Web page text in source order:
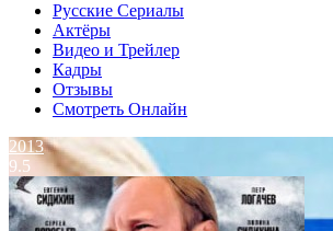
Русские Сериалы
Актёры
Видео и Трейлер
Кадры
Отзывы
Смотреть Онлайн
2013
9.5